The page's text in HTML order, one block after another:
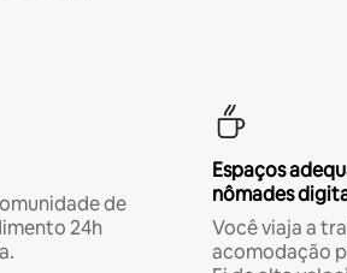
de
24h
Espaços
nômades
Você viaja a
acomodação